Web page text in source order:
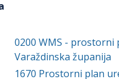
0200 WMS - prostorni
Varaždinska županija
1670 Prostorni plan